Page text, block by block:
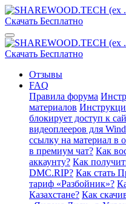
Отзывы
FAQ
Правила форума
материалов
блокирует доступ к
видеоплееров для
ссылку на материал в
в премиум чат? Как
аккаунту? Как
DMC.RIP? Как стать
тариф «Разбойник»?
Казахстане? Как